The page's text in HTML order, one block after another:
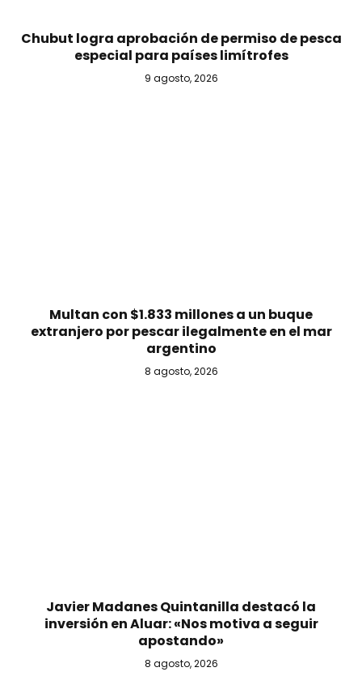
Chubut logra aprobación de permiso de pesca
especial para países limítrofes
9 agosto, 2026
Multan con $1.833 millones a un buque
extranjero por pescar ilegalmente en el mar
argentino
8 agosto, 2026
Javier Madanes Quintanilla destacó la
inversión en Aluar: «Nos motiva a seguir
apostando»
8 agosto, 2026